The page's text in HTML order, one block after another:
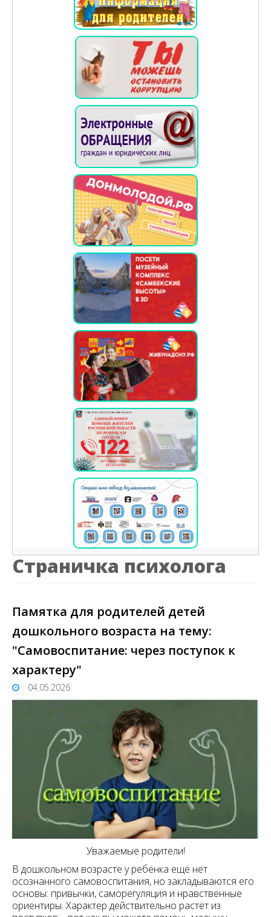
Страничка психолога
Памятка для родителей детей
дошкольного возраста на тему:
"Самовоспитание: через поступок к
характеру"
04.05.2026
Уважаемые родители!
В дошкольном возрасте у ребёнка ещё нет
осознанного самовоспитания, но закладываются его
основы: привычки, саморегуляция и нравственные
ориентиры. Характер действительно растёт из